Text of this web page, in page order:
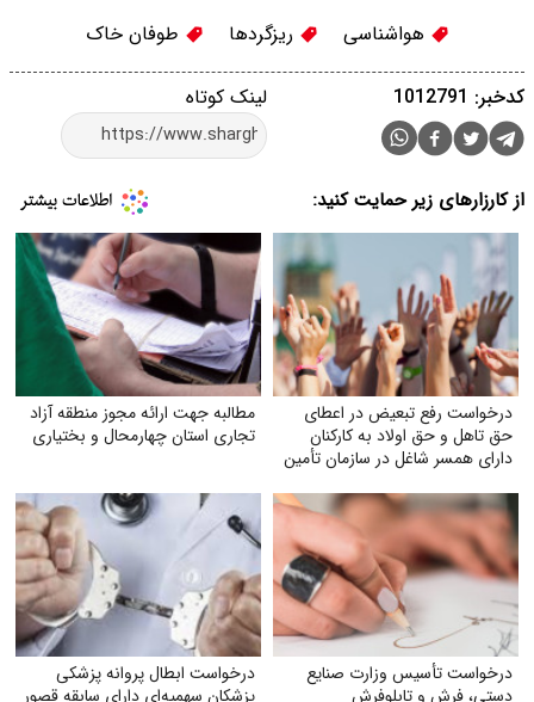
هواشناسی ریزگردها طوفان خاک
لینک کوتاه کدخبر: 1012791
از کارزارهای زیر حمایت کنید:
درخواست رفع تبعیض در اعطای
حق تاهل و حق اولاد به کارکنان
دارای همسر شاغل در سازمان تأمین
مطالبه جهت ارائه مجوز منطقه آزاد
تجاری استان چهارمحال و بختیاری
درخواست تأسیس وزارت صنایع
دستی، فرش و تابلوفرش
درخواست ابطال پروانه پزشکی
پزشکان سهمیه‌ای دارای سابقه قصور